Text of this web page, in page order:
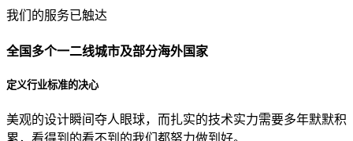
贵公司预算范围是？
贵公司的团队规模是？
目前主要的营销渠道是？
我们的服务已触达
全国多个一二线城市及部分海外国家
定义行业标准的决心
美观的设计瞬间夺人眼球，而扎实的技术实力需要多年默默积
累，看得到的看不到的我们都努力做到好。